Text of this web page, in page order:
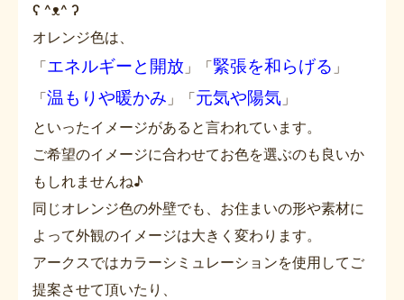
ʕ ^ᴥ^ ʔ
オレンジ色は、
「エネルギーと開放 」「緊張を和らげる 」
「温もりや暖かみ 」「元気や陽気 」
といったイメージがあると言われています。
ご希望のイメージに合わせてお色を選ぶのも良いか
もしれませんね♪
同じオレンジ色の外壁でも、お住まいの形や素材に
よって外観のイメージは大きく変わります。
アークスではカラーシミュレーションを使用してご
提案させて頂いたり、